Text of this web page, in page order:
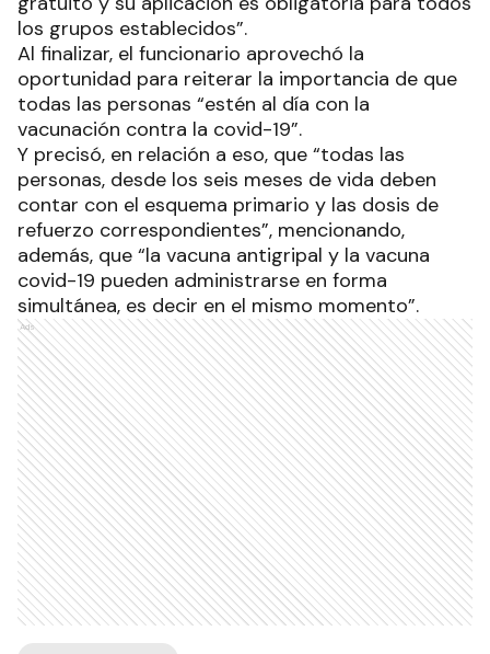
los grupos establecidos”.
Al finalizar, el funcionario aprovechó la
oportunidad para reiterar la importancia de que
todas las personas “estén al día con la
vacunación contra la covid-19”.
Y precisó, en relación a eso, que “todas las
personas, desde los seis meses de vida deben
contar con el esquema primario y las dosis de
refuerzo correspondientes”, mencionando,
además, que “la vacuna antigripal y la vacuna
covid-19 pueden administrarse en forma
simultánea, es decir en el mismo momento”.
Ads